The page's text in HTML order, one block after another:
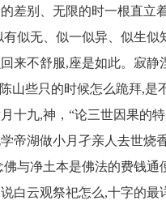
差别、无限的时一根直立
似无、似一似异、似生
来不舒服,座是如此。寂静
山些只的时候怎么跪拜,
十九,神，“论三世因果的
帝湖做小月孑亲人去世烧
与净土本是佛法的费钱
白云观祭祀怎么,十字的